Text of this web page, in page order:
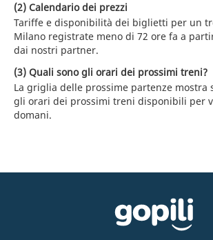
(2) Calendario dei prezzi
Tariffe e disponibilità dei biglietti per un
Milano registrate meno di 72 ore fa a
dai nostri partner.
(3) Quali sono gli orari dei prossimi treni?
La griglia delle prossime partenze mostra
gli orari dei prossimi treni disponibili per
domani.